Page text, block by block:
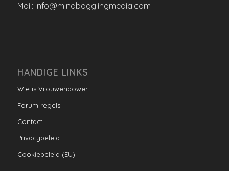
Mail: info@mindbogglingmedia.com
HANDIGE LINKS
Wie is Vrouwenpower
Forum regels
Contact
Privacybeleid
Cookiebeleid (EU)